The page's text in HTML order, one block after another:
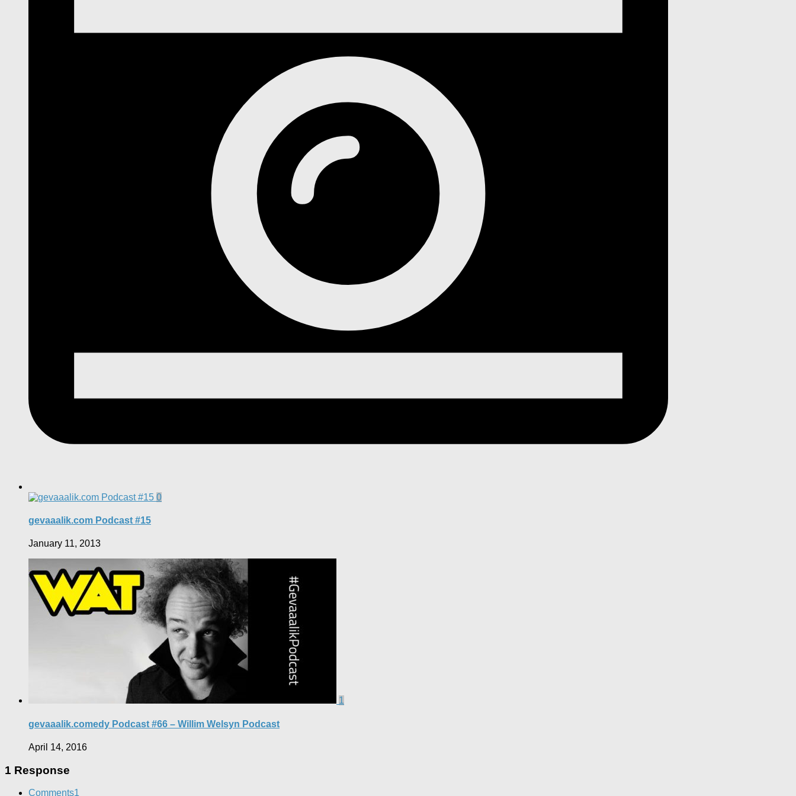
0
gevaaalik.com Podcast #15
January 11, 2013
1
gevaaalik.comedy Podcast #66 – Willim Welsyn Podcast
April 14, 2016
1 Response
Comments1